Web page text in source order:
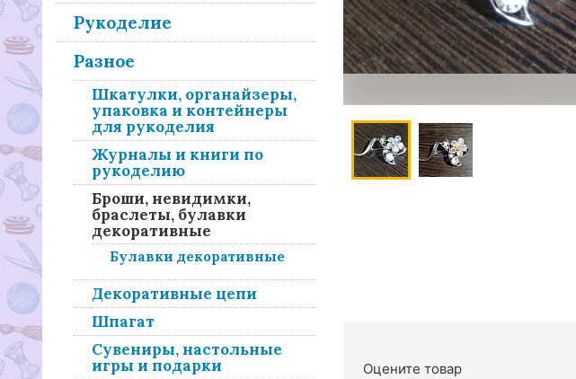
Рукоделие
Разное
Шкатулки, органайзеры,
упаковка и контейнеры
для рукоделия
Журналы и книги по
рукоделию
Броши, невидимки,
браслеты, булавки
декоративные
Булавки декоративные
Декоративные цепи
Шпагат
Сувениры, настольные
игры и подарки
Оцените товар